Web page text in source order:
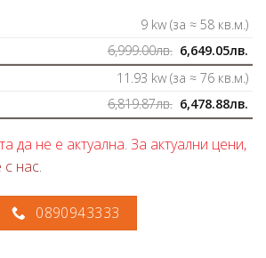
9 kw (за ≈ 58 кв.м.)
6,999.00лв. 6,649.05лв.
11.93 kw (за ≈ 76 кв.м.)
6,819.87лв. 6,478.88лв.
да не е актуална. За актуални цени,
с нас.
0890943333